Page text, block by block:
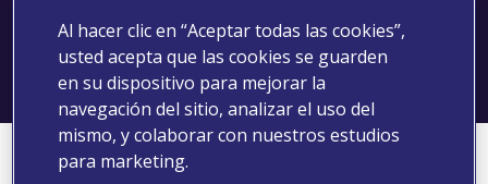
Muchas gracias por su registro
Al hacer clic en “Aceptar todas las cookies”,
usted acepta que las cookies se guarden
en su dispositivo para mejorar la
navegación del sitio, analizar el uso del
mismo, y colaborar con nuestros estudios
para marketing.